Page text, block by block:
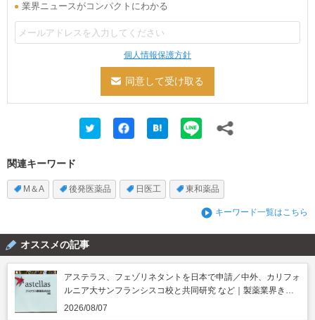
業界ニュースがコンパクトにわかる
個人情報保護方針
関連キーワード
M＆A 後発医薬品 日医工 東和薬品
キーワード一覧はこちら
オススメの記事
アステラス、フェゾリネタントを日本で申請／中外、カリフォ
ルニア大サンフランシスコ校と共同研究 など｜製薬業界きょ
うのニュースまとめ読み（2026年8月7日）
2026/08/07